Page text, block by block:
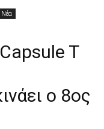
Νέα
T
ο 8ος